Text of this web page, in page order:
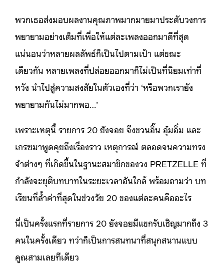
พวกเธอส่งมอบผลงานคุณภาพมากมายมาประดับวงการ
พยายามอย่างเต็มที่เพื่อให้แต่ละเพลงออกมาดีที่สุด
แน่นอนว่าหลายผลลัพธ์ก็เป็นไปตามเป้า แต่ขณะ
เดียวกัน หลายเพลงที่ปล่อยออกมาก็ไม่เป็นที่นิยมเท่าที่
หวัง นำไปสู่ความสงสัยในตัวเองที่ว่า ‘หรือพวกเรายัง
พยายามกันไม่มากพอ…’
เพราะเหตุนี้ รายการ 20 ยังจอย จึงชวนอิ๊น อุ๋มอิ๋ม และ
เกรซมาพูดคุยถึงเรื่องราว เหตุการณ์ ตลอดจนความทรง
จำต่างๆ ที่เกิดขึ้นในฐานะสมาชิกของวง PRETZELLE ที่
กำลังจะยุติบทบาทในระยะเวลาอันใกล้ พร้อมถามว่า บท
เรียนที่ล้ำค่าที่สุดในช่วงวัย 20 ของแต่ละคนคืออะไร
นี่เป็นครั้งแรกที่รายการ 20 ยังจอยมีแขกรับเชิญมากถึง 3
คนในครั้งเดียว ทว่าก็เป็นการสนทนาที่สนุกสนานแบบ
คูณสามเลยทีเดียว